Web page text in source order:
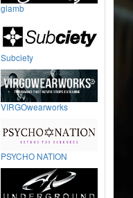
glamb
Subciety
VIRGOwearworks
PSYCHO NATION